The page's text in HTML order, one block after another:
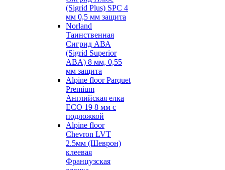
(Sigrid Plus) SPC 4
мм 0,5 мм защита
Norland
Таинственная
Сигрид АВА
(Sigrid Superior
ABA) 8 мм, 0,55
мм защита
Alpine floor Parquet
Premium
Английская елка
ECO 19 8 мм с
подложкой
Alpine floor
Chevron LVT
2.5мм (Шеврон)
клеевая
Французская